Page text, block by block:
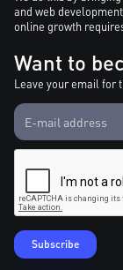
and web
online growth
Want to
Leave your email for